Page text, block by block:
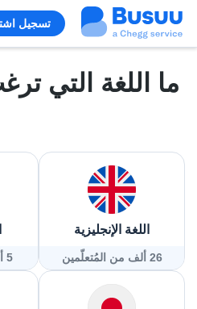
تسجيل
ما اللغة التي
اللغة الإنجليزية
26 ألف من المُتعلّمين 5 ألف من المُتعلّمين